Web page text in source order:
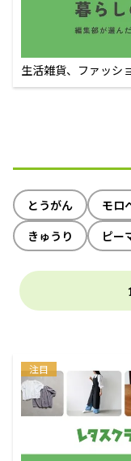
生活雑貨、ファッシ
えるECサイト
とうがん モロ
きゅうり
ピー
注目